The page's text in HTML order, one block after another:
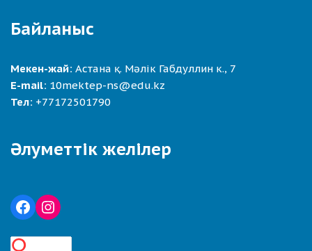
Байланыс
Мекен-жай: Астана қ. Мәлік Габдуллин к., 7
E-mail: 10mektep-ns@edu.kz
Тел: +77172501790
Әлуметтік желілер